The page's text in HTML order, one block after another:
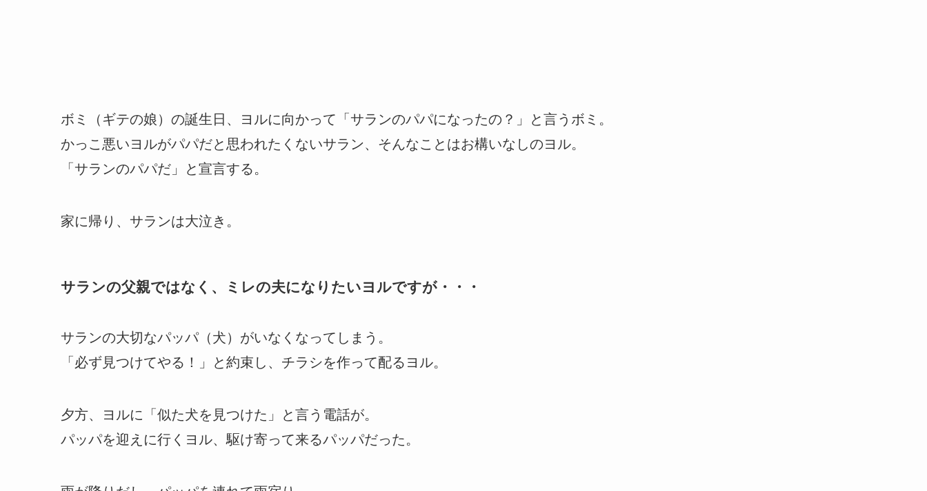
ボミ（ギテの娘）の誕生日、ヨルに向かって「サランのパパになったの？」と言うボミ。
かっこ悪いヨルがパパだと思われたくないサラン、そんなことはお構いなしのヨル。
「サランのパパだ」と宣言する。
家に帰り、サランは大泣き。
サランの父親ではなく、ミレの夫になりたいヨルですが・・・
サランの大切なパッパ（犬）がいなくなってしまう。
「必ず見つけてやる！」と約束し、チラシを作って配るヨル。
夕方、ヨルに「似た犬を見つけた」と言う電話が。
パッパを迎えに行くヨル、駆け寄って来るパッパだった。